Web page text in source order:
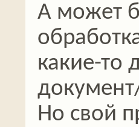
А может
какие-то
Но свой